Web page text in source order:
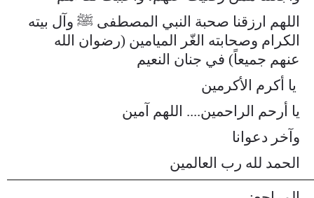
اللهم ارزقنا صحبة النبي المصطفى ﷺ وآل بيته
الكرام وصحابته الغّر الميامين (رضوان الله
عنهم جميعاً) في جنان النعيم
يا أكرم الأكرمين
يا أرحم الراحمين.... اللهم آمين
وآخر دعوانا
الحمد لله رب العالمين